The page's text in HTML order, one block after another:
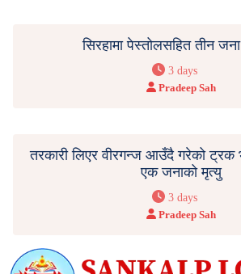
सिरहामा पेस्तोलसहित तीन
3 days
Pradeep Sah
तरकारी लिएर वीरगन्ज आउँदै गरेको ट्रक
एक जनाको मृत्यु
3 days
Pradeep Sah